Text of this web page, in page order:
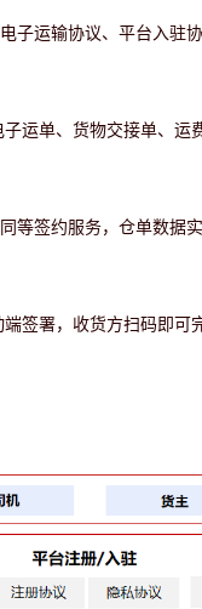
子运输协议、平台入驻
运单、货物交接单、
等签约服务，仓单数据
签署，收货方扫码即